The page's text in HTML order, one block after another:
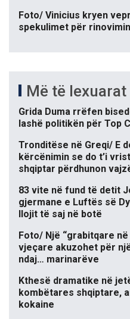
Foto/ Vinicius kryen
spekulimet për
Më të lexuarat
Grida Duma rrëfen
lashë politikën për Top
Tronditëse në Greqi/ E
kërcënimin se do t’i
shqiptar përdhunon
83 vite në fund të detit
gjermane e Luftës së
llojit të saj në botë
Foto/ Një “grabitqare
vjeçare akuzohet për
ndaj… marinarëve
Kthesë dramatike në
kombëtares shqiptare,
kokaine